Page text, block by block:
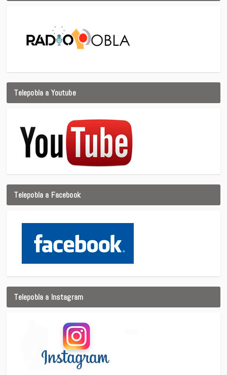
Telepobla a Youtube
Telepobla a Facebook
Telepobla a Instagram